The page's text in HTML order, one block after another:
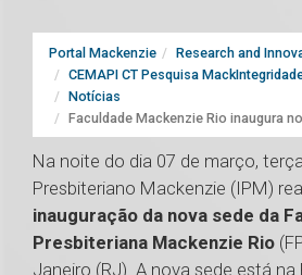
Portal Mackenzie
Research and
CEMAPI CT Pesquisa
Notícias
Faculdade Mackenzie Rio inaugura
Na noite do dia 07 de março,
Presbiteriano Mackenzie (IPM)
inauguração da nova sede da
Presbiteriana Mackenzie Rio
Janeiro (RJ). A nova sede está na